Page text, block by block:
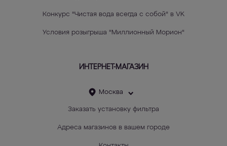
Конкурс "Чистая вода всегда с собой" в VK
Условия розыгрыша "Миллионный Морион"
ИНТЕРНЕТ-МАГАЗИН
Москва
Заказать установку фильтра
Адреса магазинов в вашем городе